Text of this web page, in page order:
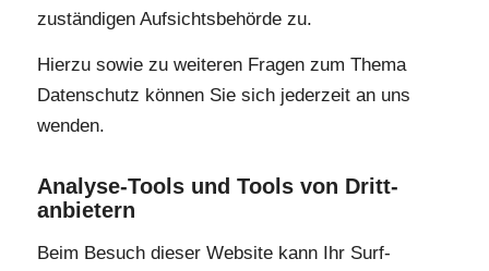
zuständigen Aufsichtsbehörde zu.
Hierzu sowie zu weiteren Fragen zum Thema
Datenschutz können Sie sich jederzeit an uns
wenden.
Analyse-Tools und Tools von Dritt­
anbietern
Beim Besuch dieser Website kann Ihr Surf-